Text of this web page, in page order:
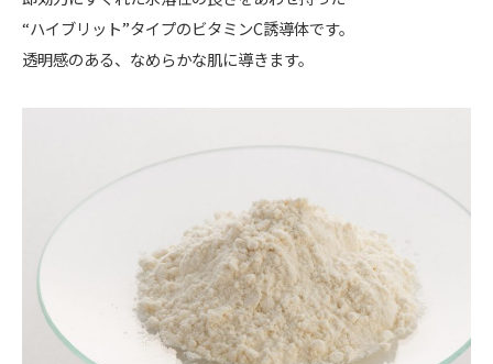
“ハイブリット”タイプのビタミンC誘導体です。
透明感のある、なめらかな肌に導きます。